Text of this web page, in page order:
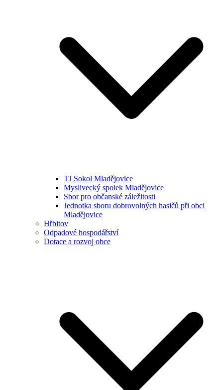
TJ Sokol Mladějovice
Myslivecký spolek Mladějovice
Sbor pro občanské záležitosti
Jednotka sboru dobrovolných hasičů při obci
Mladějovice
Hřbitov
Odpadové hospodářství
Dotace a rozvoj obce